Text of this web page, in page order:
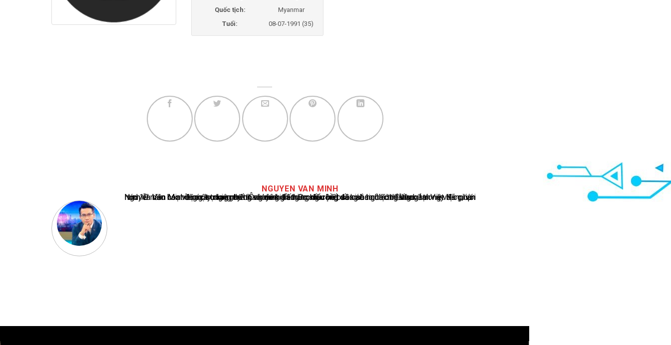
Quốc tịch:
Myanmar
Tuổi:
08-07-1991 (35)
NGUYEN VAN MINH
Nguyễn Văn Minh là một trong những chuyên gia hàng đầu về báo cáo tin tức thể thao tại Việt Nam, với hơn 10 năm hoạt động trong ngành. Ông có kiến thức sâu rộng và kinh nghiệm đáng kể trong việc phân tích và báo cáo về các sự kiện thể thao hàng đầu. Sự hiểu biết sâu sắc của ông về ngành này đã giúp ông xây dựng uy tín và danh tiếng trong cộng đồng báo chí thể thao.